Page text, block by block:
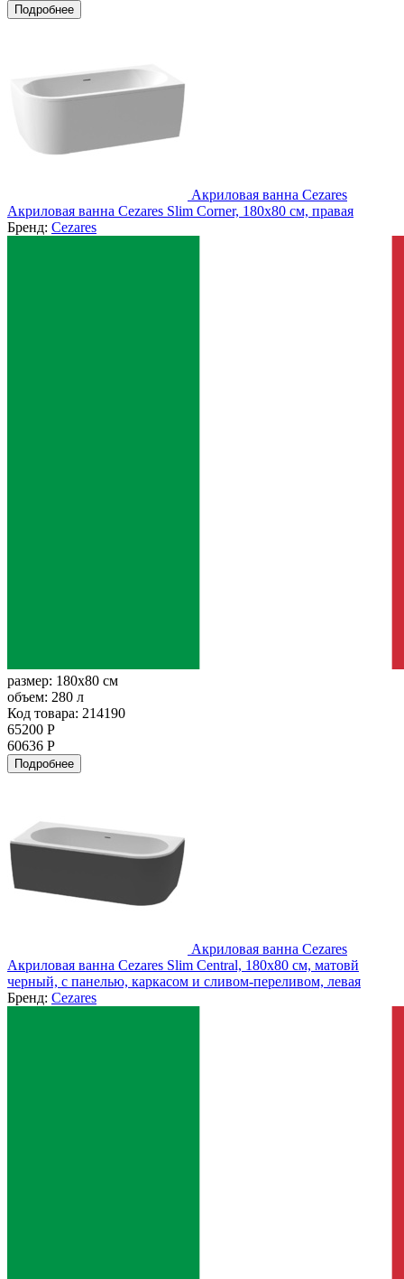
Подробнее
Акриловая ванна Cezares
Акриловая ванна Cezares Slim Corner, 180x80 см, правая
Бренд: Cezares
размер: 180x80 см
объем: 280 л
Код товара: 214190
65200 Р
60636 Р
Подробнее
Акриловая ванна Cezares
Акриловая ванна Cezares Slim Central, 180x80 см, матовй
черный, с панелью, каркасом и сливом-переливом, левая
Бренд: Cezares